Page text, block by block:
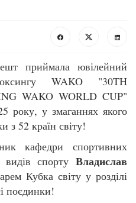
приймала ювілейний
WAKO "30TH
WAKO WORLD CUP"
року, у змаганнях якого
з 52 країн світу!
кафедри спортивних
спорту Владислав
Кубка світу у розділі
поєдинки!